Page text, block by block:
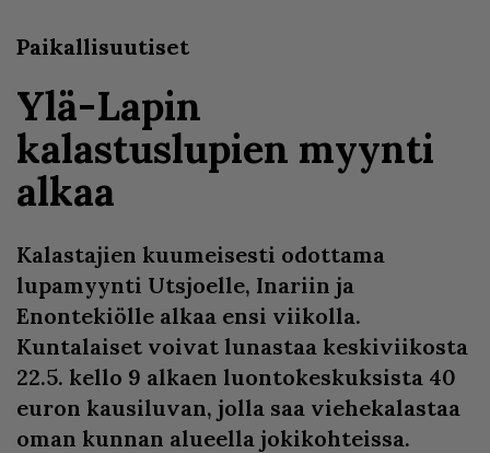
Paikallisuutiset
Ylä-Lapin
kalastuslupien myynti
alkaa
Kalastajien kuumeisesti odottama
lupamyynti Utsjoelle, Inariin ja
Enontekiölle alkaa ensi viikolla.
Kuntalaiset voivat lunastaa keskiviikosta
22.5. kello 9 alkaen luontokeskuksista 40
euron kausiluvan, jolla saa viehekalastaa
oman kunnan alueella jokikohteissa.